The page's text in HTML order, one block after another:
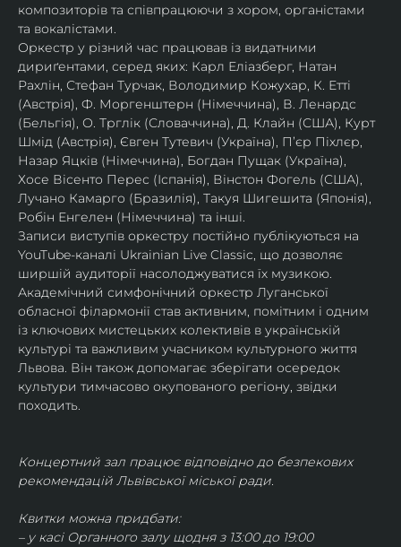
композиторів та співпрацюючи з хором, органістами
та вокалістами.
Оркестр у різний час працював із видатними
дириґентами, серед яких: Карл Еліазберг, Натан
Рахлін, Стефан Турчак, Володимир Кожухар, К. Етті
(Австрія), Ф. Моргенштерн (Німеччина), В. Ленардс
(Бельгія), О. Трглік (Словаччина), Д. Клайн (США), Курт
Шмід (Австрія), Євген Тутевич (Україна), П’єр Піхлєр,
Назар Яцків (Німеччина), Богдан Пущак (Україна),
Хосе Вісенто Перес (Іспанія), Вінстон Фогель (США),
Лучано Камарго (Бразилія), Такуя Шигешита (Японія),
Робін Енгелен (Німеччина) та інші.
Записи виступів оркестру постійно публікуються на
YouTube-каналі Ukrainian Live Classic, що дозволяє
ширшій аудиторії насолоджуватися їх музикою​.
Академічний симфонічний оркестр Луганської
обласної філармонії став активним, помітним і одним
із ключових мистецьких колективів в українській
культурі та важливим учасником культурного життя
Львова. Він також допомагає зберігати осередок
культури тимчасово окупованого регіону, звідки
походить.
Концертний зал працює відповідно до безпекових
рекомендацій Львівської міської ради.
Квитки можна придбати:
– у касі Органного залу щодня з 13:00 до 19:00